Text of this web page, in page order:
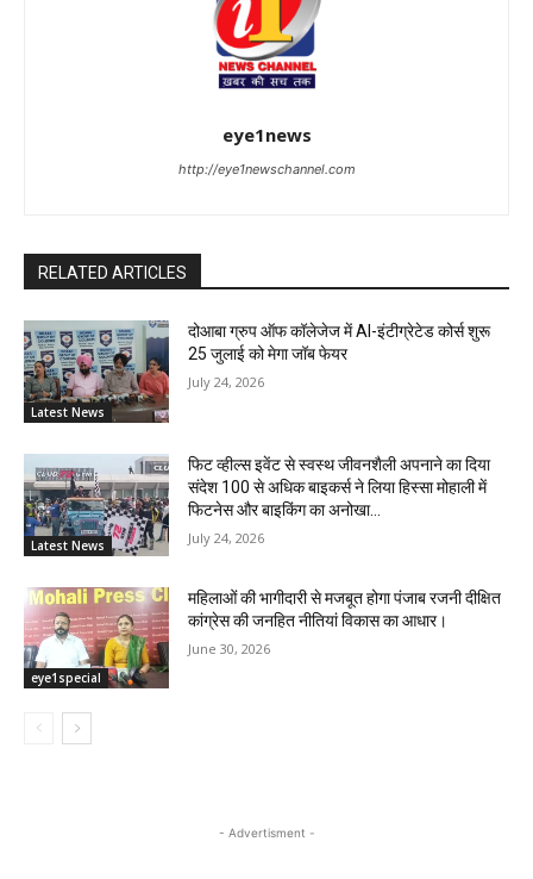
eye1news
http://eye1newschannel.com
RELATED ARTICLES
Latest News
दोआबा ग्रुप ऑफ कॉलेजेज में AI-इंटीग्रेटेड कोर्स शुरू
25 जुलाई को मेगा जॉब फेयर
July 24, 2026
Latest News
फिट व्हील्स इवेंट से स्वस्थ जीवनशैली अपनाने का दिया
संदेश 100 से अधिक बाइकर्स ने लिया हिस्सा मोहाली में
फिटनेस और बाइकिंग का अनोखा...
July 24, 2026
eye1special
महिलाओं की भागीदारी से मजबूत होगा पंजाब रजनी दीक्षित
कांग्रेस की जनहित नीतियां विकास का आधार।
June 30, 2026
- Advertisment -